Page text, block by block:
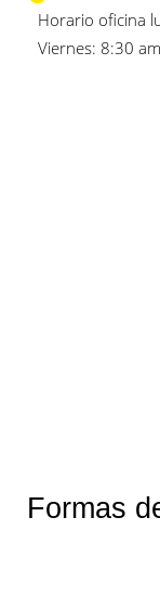
Horario oficina
Viernes: 8:30
Formas